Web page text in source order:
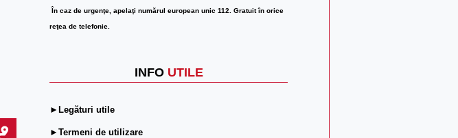
În caz de urgenţe, apelaţi numărul european unic 112. Gratuit în orice
reţea de telefonie.
INFO UTILE
►Legături utile
►Termeni de utilizare